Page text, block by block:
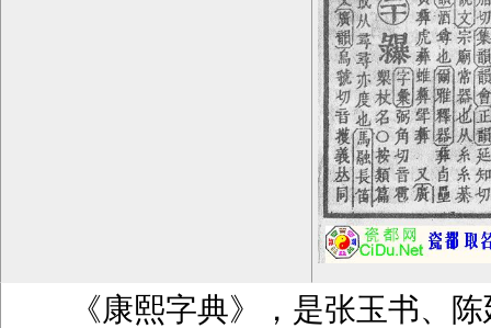
《康熙字典》，是张玉书、陈